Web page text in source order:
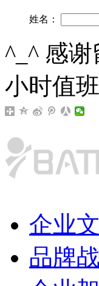
姓名：
^_^ 感
小时值
企业
品牌